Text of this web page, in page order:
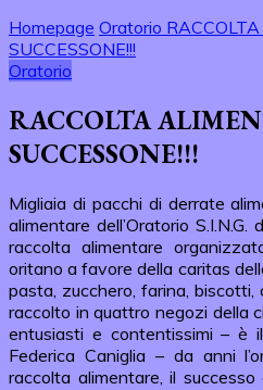
Homepage Oratorio
SUCCESSONE!!!
Oratorio
RACCOLTA
SUCCESSONE!!!
Migliaia di pacchi di derrate
alimentare dell’Oratorio
raccolta alimentare
oritano a favore della caritas
pasta, zucchero, farina,
raccolto in quattro negozi della
entusiasti e contentissimi – è
Federica Caniglia – da anni
raccolta alimentare, il